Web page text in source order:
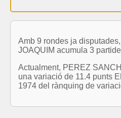
Amb 9 rondes ja
JOAQUIM acumula 3
Actualment, PEREZ
una variació de 11.4 punts
1974 del rànquing de